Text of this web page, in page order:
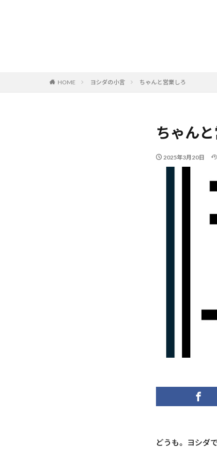
HOME ヨシダの小言 ちゃんと営業しろ
ちゃん
2025年3月20日
どうも。ヨシダで